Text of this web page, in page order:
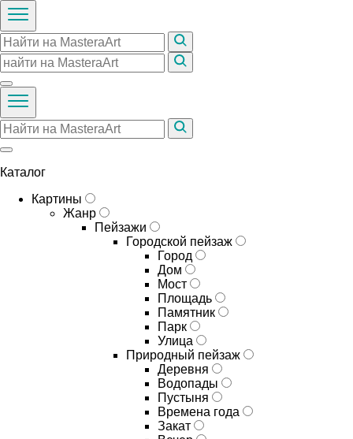
Каталог
Картины
Жанр
Пейзажи
Городской пейзаж
Город
Дом
Мост
Площадь
Памятник
Парк
Улица
Природный пейзаж
Деревня
Водопады
Пустыня
Времена года
Закат